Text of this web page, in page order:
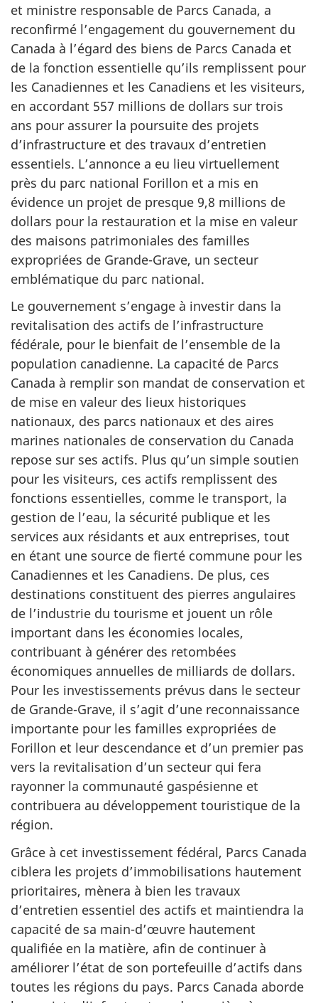
et ministre responsable de Parcs Canada, a
reconfirmé l’engagement du gouvernement du
Canada à l’égard des biens de Parcs Canada et
de la fonction essentielle qu’ils remplissent pour
les Canadiennes et les Canadiens et les visiteurs,
en accordant 557 millions de dollars sur trois
ans pour assurer la poursuite des projets
d’infrastructure et des travaux d’entretien
essentiels. L’annonce a eu lieu virtuellement
près du parc national Forillon et a mis en
évidence un projet de presque 9,8 millions de
dollars pour la restauration et la mise en valeur
des maisons patrimoniales des familles
expropriées de Grande-Grave, un secteur
emblématique du parc national.
Le gouvernement s’engage à investir dans la
revitalisation des actifs de l’infrastructure
fédérale, pour le bienfait de l’ensemble de la
population canadienne. La capacité de Parcs
Canada à remplir son mandat de conservation et
de mise en valeur des lieux historiques
nationaux, des parcs nationaux et des aires
marines nationales de conservation du Canada
repose sur ses actifs. Plus qu’un simple soutien
pour les visiteurs, ces actifs remplissent des
fonctions essentielles, comme le transport, la
gestion de l’eau, la sécurité publique et les
services aux résidants et aux entreprises, tout
en étant une source de fierté commune pour les
Canadiennes et les Canadiens. De plus, ces
destinations constituent des pierres angulaires
de l’industrie du tourisme et jouent un rôle
important dans les économies locales,
contribuant à générer des retombées
économiques annuelles de milliards de dollars.
Pour les investissements prévus dans le secteur
de Grande-Grave, il s’agit d’une reconnaissance
importante pour les familles expropriées de
Forillon et leur descendance et d’un premier pas
vers la revitalisation d’un secteur qui fera
rayonner la communauté gaspésienne et
contribuera au développement touristique de la
région.
Grâce à cet investissement fédéral, Parcs Canada
ciblera les projets d’immobilisations hautement
prioritaires, mènera à bien les travaux
d’entretien essentiel des actifs et maintiendra la
capacité de sa main-d’œuvre hautement
qualifiée en la matière, afin de continuer à
améliorer l’état de son portefeuille d’actifs dans
toutes les régions du pays. Parcs Canada aborde